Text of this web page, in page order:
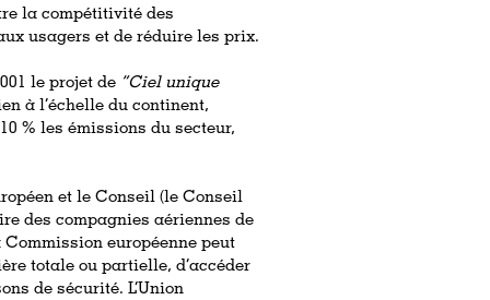
la compétitivité des
usagers et de réduire les prix.
le projet de “Ciel unique
à l’échelle du continent,
% les émissions du secteur,
et le Conseil (le Conseil
des compagnies aériennes de
Commission européenne peut
totale ou partielle, d’accéder
de sécurité. L’Union